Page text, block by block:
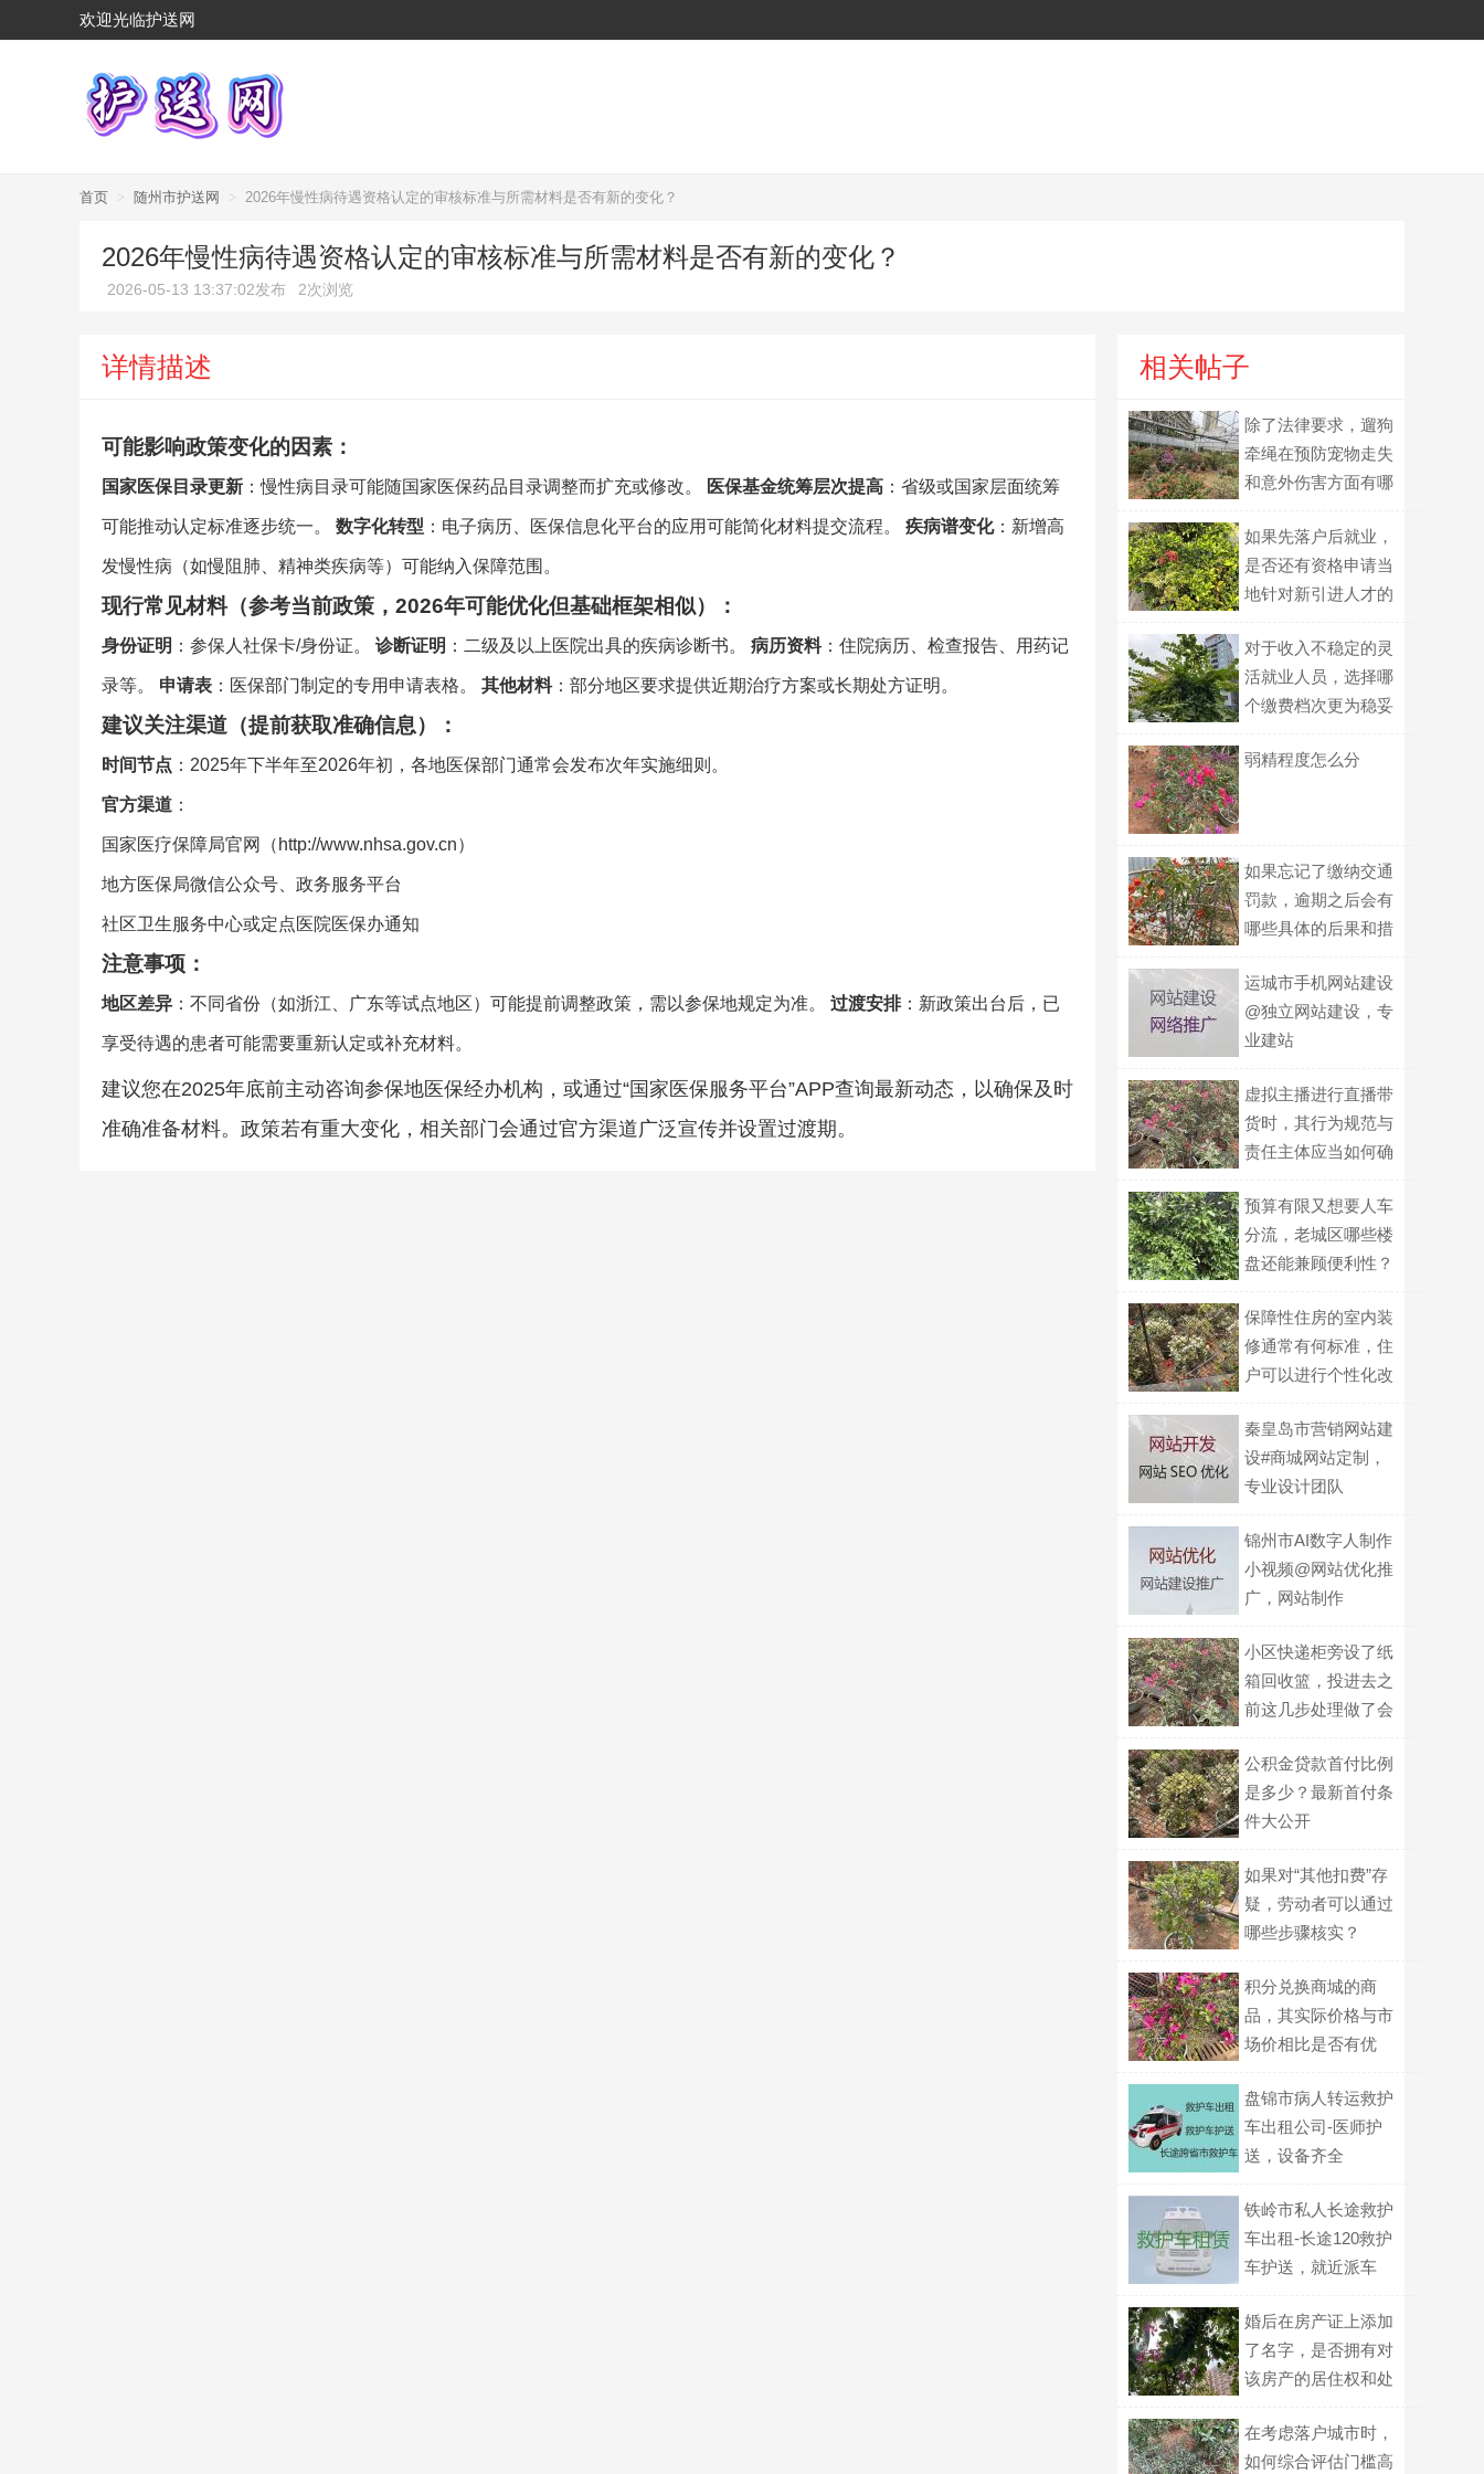
欢迎光临护送网
首页 > 随州市护送网 > 2026年慢性病待遇资格认定的审核标准与所需材料是否有新的变化？
2026年慢性病待遇资格认定的审核标准与所需材料是否有新的变化？
2026-05-13 13:37:02发布 2次浏览
详情描述
可能影响政策变化的因素：
国家医保目录更新 ：慢性病目录可能随国家医保药品目录调整而扩充或修改。 医保基金统筹层次提高 ：省级或国家层面统筹
可能推动认定标准逐步统一。 数字化转型 ：电子病历、医保信息化平台的应用可能简化材料提交流程。 疾病谱变化：新增高
发慢性病（如慢阻肺、精神类疾病等）可能纳入保障范围。
现行常见材料（参考当前政策，2026年可能优化但基础框架相似）：
身份证明 ：参保人社保卡/身份证。 诊断证明 ：二级及以上医院出具的疾病诊断书。 病历资料：住院病历、检查报告、用药记
录等。 申请表 ：医保部门制定的专用申请表格。 其他材料：部分地区要求提供近期治疗方案或长期处方证明。
建议关注渠道（提前获取准确信息）：
时间节点 ：2025年下半年至2026年初，各地医保部门通常会发布次年实施细则。
官方渠道 ：
国家医疗保障局官网（http://www.nhsa.gov.cn）
地方医保局微信公众号、政务服务平台
社区卫生服务中心或定点医院医保办通知
注意事项：
地区差异 ：不同省份（如浙江、广东等试点地区）可能提前调整政策，需以参保地规定为准。 过渡安排：新政策出台后，已
享受待遇的患者可能需要重新认定或补充材料。
建议您在2025年底前主动咨询参保地医保经办机构，或通过“国家医保服务平台”APP查询最新动态，以确保及时
准确准备材料。政策若有重大变化，相关部门会通过官方渠道广泛宣传并设置过渡期。
相关帖子
除了法律要求，遛狗
牵绳在预防宠物走失
和意外伤害方面有哪
如果先落户后就业，
是否还有资格申请当
地针对新引进人才的
对于收入不稳定的灵
活就业人员，选择哪
个缴费档次更为稳妥
弱精程度怎么分
如果忘记了缴纳交通
罚款，逾期之后会有
哪些具体的后果和措
运城市手机网站建设
@独立网站建设，专
业建站
虚拟主播进行直播带
货时，其行为规范与
责任主体应当如何确
预算有限又想要人车
分流，老城区哪些楼
盘还能兼顾便利性？
保障性住房的室内装
修通常有何标准，住
户可以进行个性化改
秦皇岛市营销网站建
设#商城网站定制，
专业设计团队
锦州市AI数字人制作
小视频@网站优化推
广，网站制作
小区快递柜旁设了纸
箱回收篮，投进去之
前这几步处理做了会
公积金贷款首付比例
是多少？最新首付条
件大公开
如果对“其他扣费”存
疑，劳动者可以通过
哪些步骤核实？
积分兑换商城的商
品，其实际价格与市
场价相比是否有优
盘锦市病人转运救护
车出租公司-医师护
送，设备齐全
铁岭市私人长途救护
车出租-长途120救护
车护送，就近派车
婚后在房产证上添加
了名字，是否拥有对
该房产的居住权和处
在考虑落户城市时，
如何综合评估门槛高